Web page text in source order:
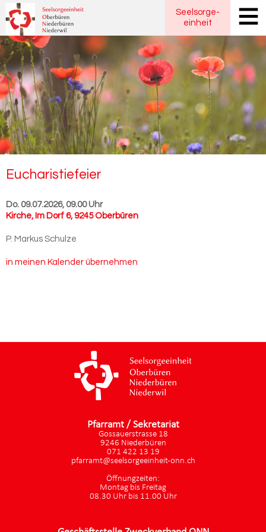
Seelsorge-
einheit
Eu­cha­ris­tie­fei­er
Do. 09.07.2026, 09.00 Uhr
Kirche, Im Dorf 6, 9245 Oberbüren
P. Markus Schulze
in meinen Kalender übernehmen
Pfarramt / Sekretariat
Gossauerstrasse 18
9246 Niederbüren
071 422 13 19
pfarramt@seelsorgeeinheit-onn.ch
Öffnungzeiten:
Montag bis Freitag
08.30 Uhr bis 11.00 Uhr